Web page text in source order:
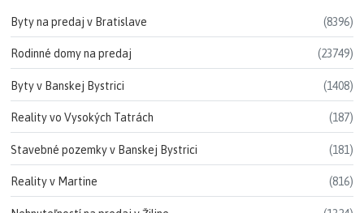
Byty na predaj v Bratislave (8396)
Rodinné domy na predaj (23749)
Byty v Banskej Bystrici (1408)
Reality vo Vysokých Tatrách (187)
Stavebné pozemky v Banskej Bystrici (181)
Reality v Martine (816)